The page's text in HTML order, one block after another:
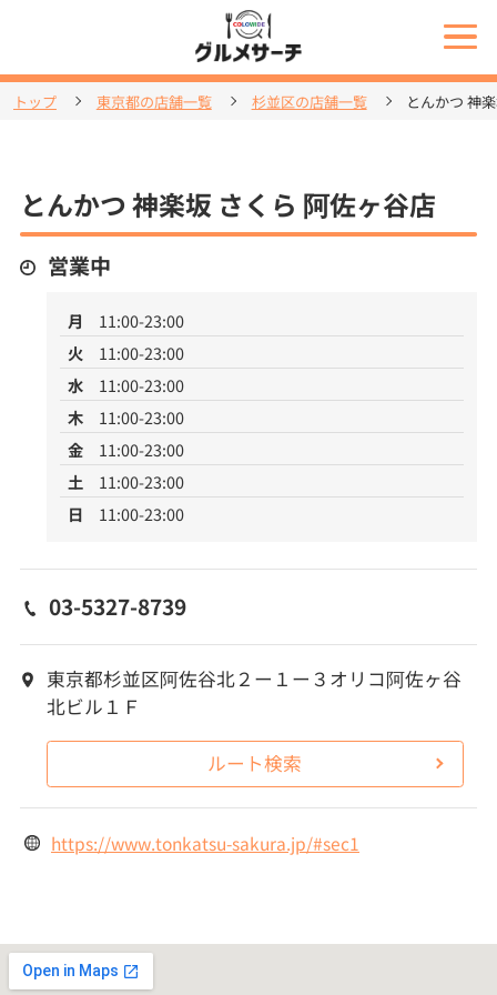
トップ 東京都の店舗一覧 杉並区の店舗一覧 とんかつ 神
とんかつ 神楽坂 さくら 阿佐ヶ谷店
営業中
月
11:00-23:00
火
11:00-23:00
水
11:00-23:00
木
11:00-23:00
金
11:00-23:00
土
11:00-23:00
日
11:00-23:00
03-5327-8739
東京都杉並区阿佐谷北２ー１ー３オリコ阿佐ヶ谷
北ビル１Ｆ
ルート検索
https://www.tonkatsu-sakura.jp/#sec1